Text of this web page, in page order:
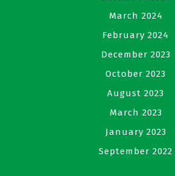
March 2024
February 2024
December 2023
October 2023
August 2023
March 2023
January 2023
September 2022